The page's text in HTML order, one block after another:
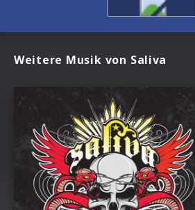
Weitere Musik von Saliva